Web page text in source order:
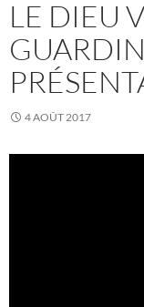
LE DIEU
4 AOÛT 2017